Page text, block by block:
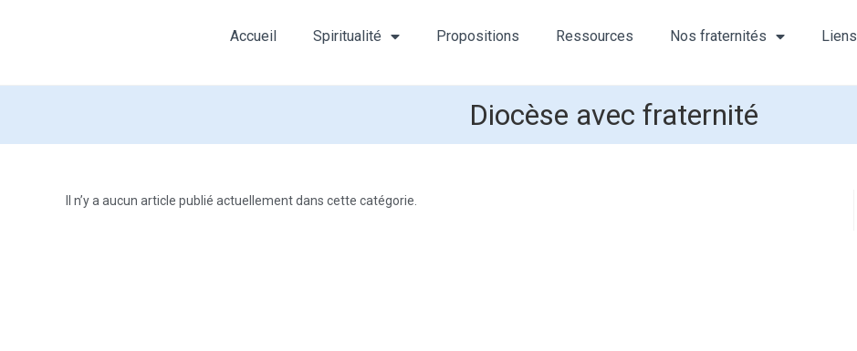
Accueil Spiritualité Propositions Ressources Nos fraternités Liens
Diocèse avec fraternité
Il n’y a aucun article publié actuellement dans cette catégorie.